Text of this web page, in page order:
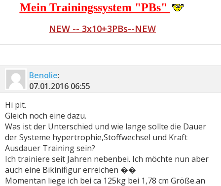
Mein Trainingssystem "PBs"
NEW -- 3x10+3PBs--NEW
Benolie:
07.01.2016 06:55
Hi pit.
Gleich noch eine dazu.
Was ist der Unterschied und wie lange sollte die Dauer
der Systeme hypertrophie,Stoffwechsel und Kraft
Ausdauer Training sein?
Ich trainiere seit Jahren nebenbei. Ich möchte nun aber
auch eine Bikinifigur erreichen ��
Momentan liege ich bei ca 125kg bei 1,78 cm Größe.an